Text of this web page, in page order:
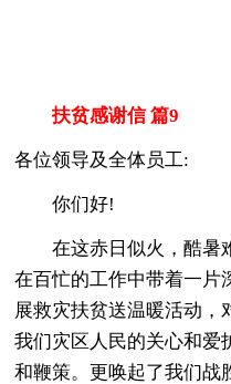
扶贫感谢信 篇9
各位领导及全体员工:
你们好!
在这赤日似火，酷暑难
在百忙的工作中带着一片
展救灾扶贫送温暖活动，
我们灾区人民的关心和爱
和鞭策。更唤起了我们战